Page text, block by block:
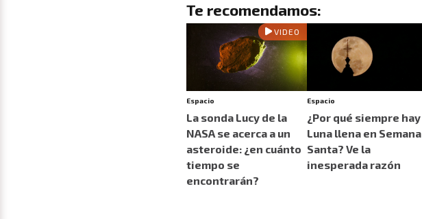
Te recomendamos:
VIDEO
Espacio
La sonda Lucy de la
NASA se acerca a un
asteroide: ¿en cuánto
tiempo se
encontrarán?
Espacio
¿Por qué siempre hay
Luna llena en Semana
Santa? Ve la
inesperada razón